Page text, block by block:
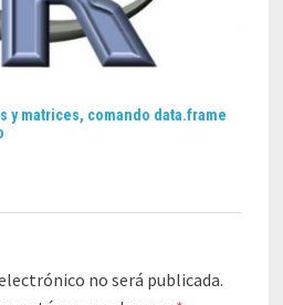
y matrices, comando data.frame
no será publicada.